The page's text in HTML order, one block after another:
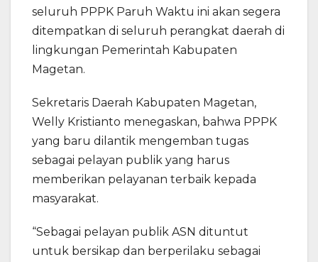
seluruh PPPK Paruh Waktu ini akan segera
ditempatkan di seluruh perangkat daerah di
lingkungan Pemerintah Kabupaten
Magetan.
Sekretaris Daerah Kabupaten Magetan,
Welly Kristianto menegaskan, bahwa PPPK
yang baru dilantik mengemban tugas
sebagai pelayan publik yang harus
memberikan pelayanan terbaik kepada
masyarakat.
“Sebagai pelayan publik ASN dituntut
untuk bersikap dan berperilaku sebagai